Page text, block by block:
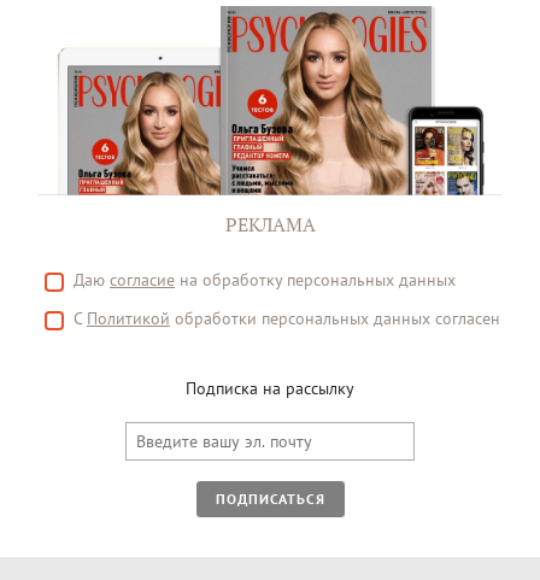
РЕКЛАМА
Даю согласие на обработку персональных данных
С Политикой обработки персональных данных согласен
Подписка на рассылку
ПОДПИСАТЬСЯ